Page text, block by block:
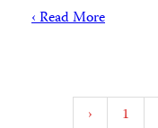
Read More ›
‹ 1